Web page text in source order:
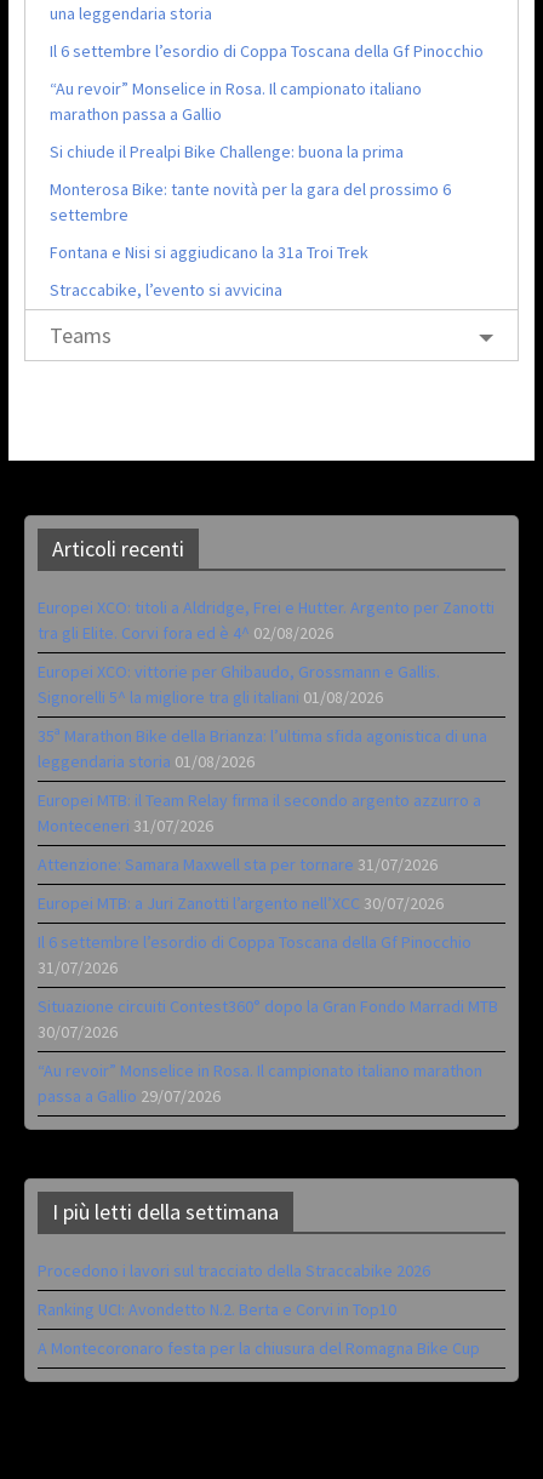
una leggendaria storia
Il 6 settembre l’esordio di Coppa Toscana della Gf Pinocchio
“Au revoir” Monselice in Rosa. Il campionato italiano
marathon passa a Gallio
Si chiude il Prealpi Bike Challenge: buona la prima
Monterosa Bike: tante novità per la gara del prossimo 6
settembre
Fontana e Nisi si aggiudicano la 31a Troi Trek
Straccabike, l’evento si avvicina
Teams
Articoli recenti
Europei XCO: titoli a Aldridge, Frei e Hutter. Argento per Zanotti
tra gli Elite. Corvi fora ed è 4^ 02/08/2026
Europei XCO: vittorie per Ghibaudo, Grossmann e Gallis.
Signorelli 5^ la migliore tra gli italiani 01/08/2026
35ª Marathon Bike della Brianza: l’ultima sfida agonistica di una
leggendaria storia 01/08/2026
Europei MTB: il Team Relay firma il secondo argento azzurro a
Monteceneri 31/07/2026
Attenzione: Samara Maxwell sta per tornare 31/07/2026
Europei MTB: a Juri Zanotti l’argento nell’XCC 30/07/2026
Il 6 settembre l’esordio di Coppa Toscana della Gf Pinocchio
31/07/2026
Situazione circuiti Contest360° dopo la Gran Fondo Marradi MTB
30/07/2026
“Au revoir” Monselice in Rosa. Il campionato italiano marathon
passa a Gallio 29/07/2026
I più letti della settimana
Procedono i lavori sul tracciato della Straccabike 2026
Ranking UCI: Avondetto N.2. Berta e Corvi in Top10
A Montecoronaro festa per la chiusura del Romagna Bike Cup